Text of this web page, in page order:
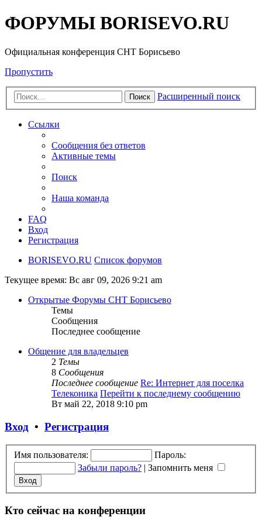
ФОРУМЫ BORISEVO.RU
Официальная конференция СНТ Борисьево
Пропустить
Поиск Расширенный поиск
Ссылки
Сообщения без ответов
Активные темы
Поиск
Наша команда
FAQ
Вход
Регистрация
BORISEVO.RU Список форумов
Текущее время: Вс авг 09, 2026 9:21 am
Открытые Форумы СНТ Борисьево
Темы
Сообщения
Последнее сообщение
Общение для владельцев
2 Темы
8 Сообщения
Последнее сообщение Re: Интернет для поселка
Телеконика Перейти к последнему сообщению
Вт май 22, 2018 9:10 pm
Вход • Регистрация
Имя пользователя:
Пароль:
Забыли пароль? | Запомнить меня
Кто сейчас на конференции